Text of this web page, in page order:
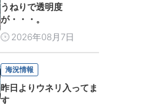
うねりで透明度
が・・・。
2026年08月7日
海況情報
昨日よりウネリ入ってま
す